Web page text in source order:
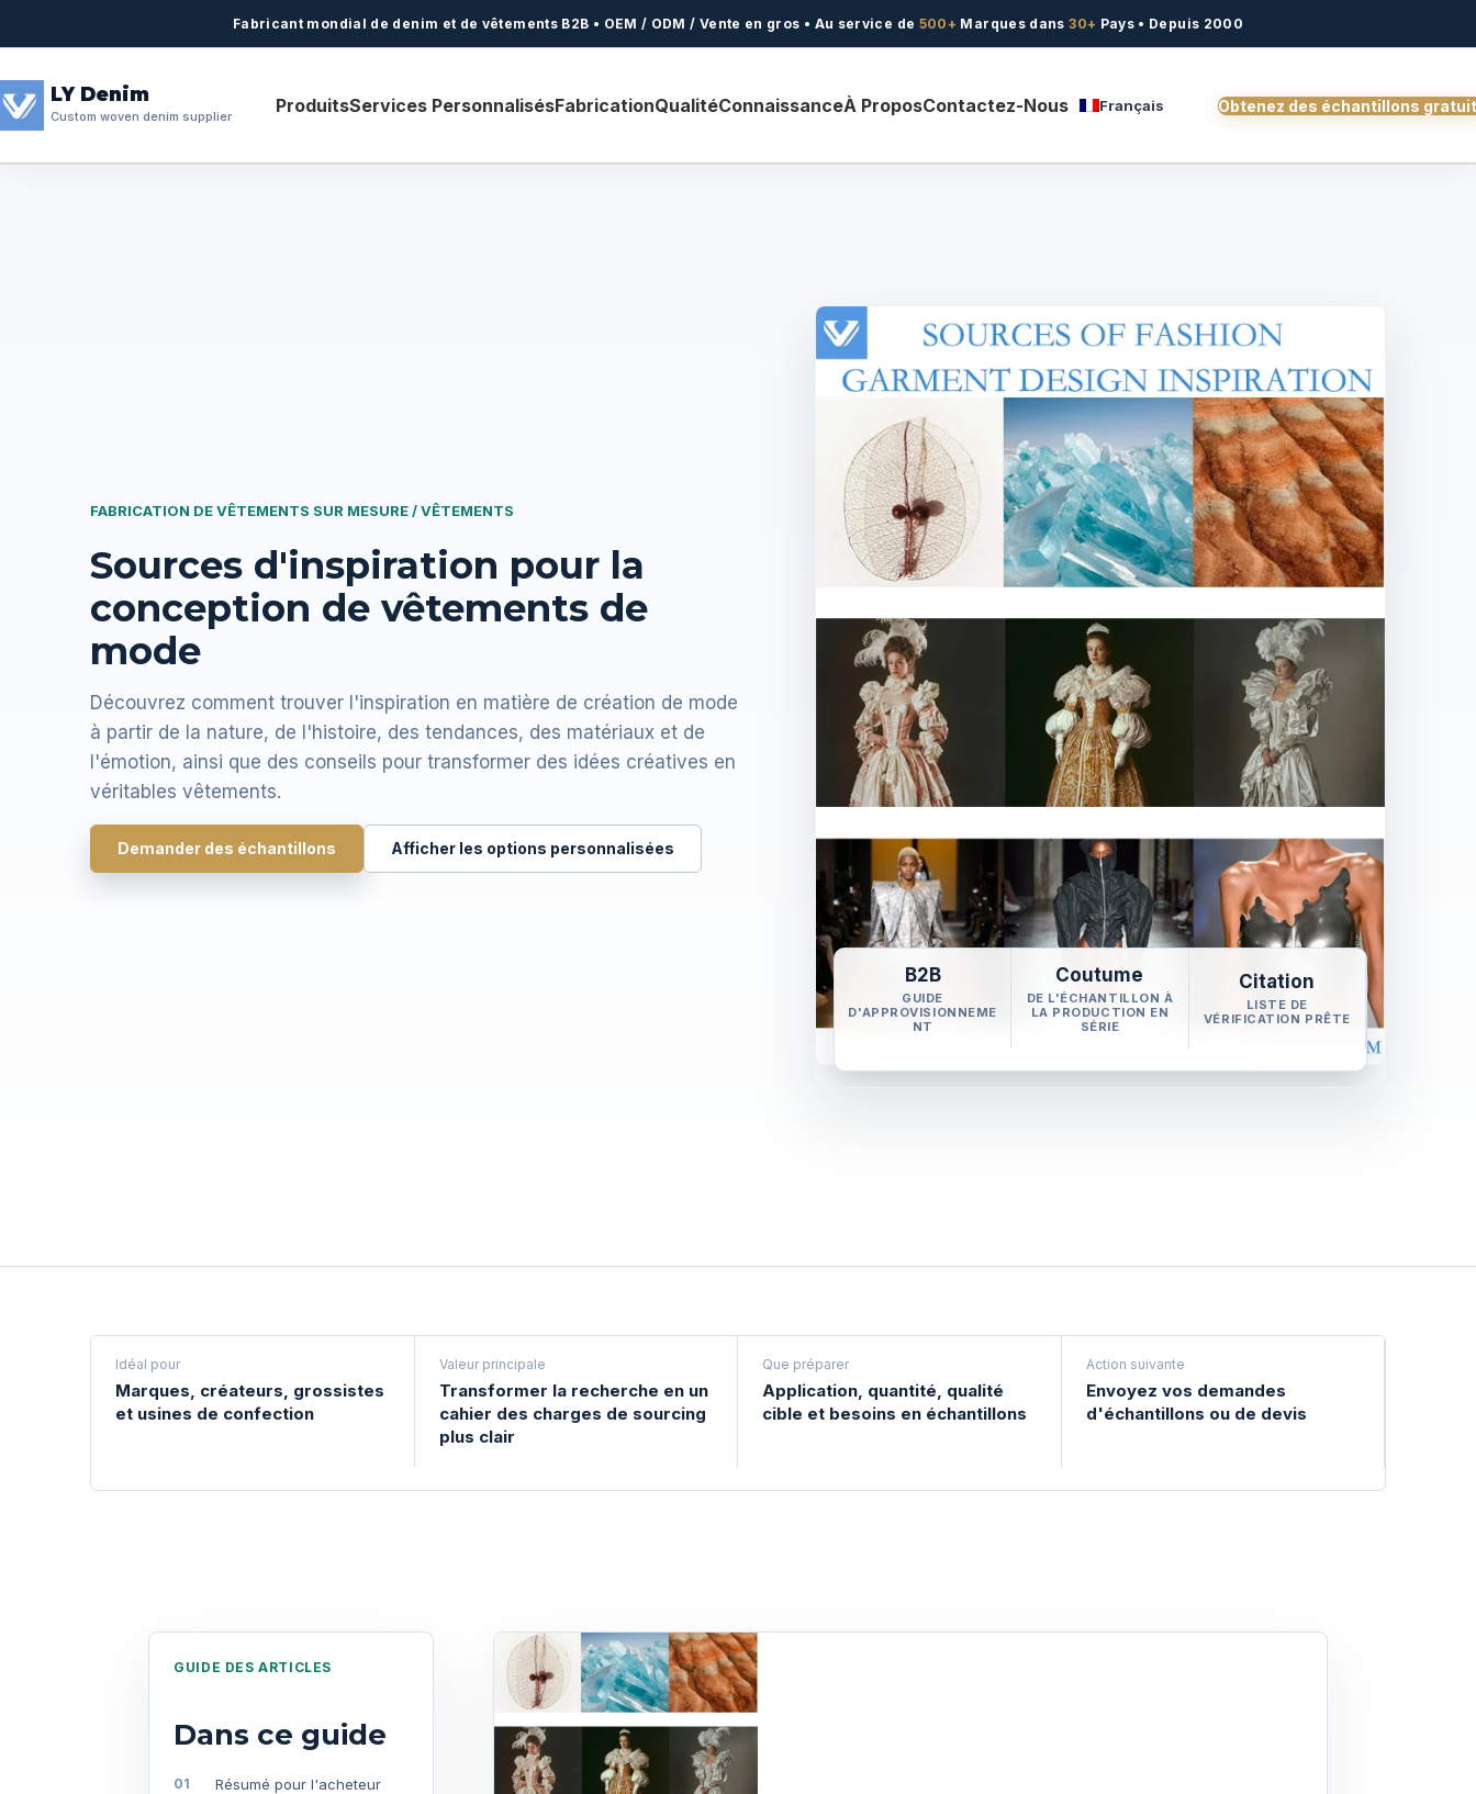
Fabricant mondial de denim et de vêtements B2B • OEM / ODM / Vente en gros • Au service de 500+ Marques dans30+ Pays • Depuis 2000
LY Denim
Custom woven denim supplier ProduitsServices PersonnalisésFabricationQualitéConnaissanceÀ ProposContactez-Nous Français Obtenez des échantillons
FABRICATION DE VÊTEMENTS SUR MESURE / VÊTEMENTS
Sources d'inspiration pour la
conception de vêtements de
mode
Découvrez comment trouver l'inspiration en matière de création de mode
à partir de la nature, de l'histoire, des tendances, des matériaux et de
l'émotion, ainsi que des conseils pour transformer des idées créatives en
véritables vêtements.
Demander des échantillons Afficher les options personnalisées
B2B
GUIDE
D'APPROVISIONNEME
NT
Coutume
DE L'ÉCHANTILLON À
LA PRODUCTION EN
SÉRIE
Citation
LISTE DE
VÉRIFICATION PRÊTE
Idéal pour
Marques, créateurs, grossistes
et usines de confection
Valeur principale
Transformer la recherche en un
cahier des charges de sourcing
plus clair
Que préparer
Application, quantité, qualité
cible et besoins en échantillons
Action suivante
Envoyez vos demandes
d'échantillons ou de devis
GUIDE DES ARTICLES
Dans ce guide
Résumé pour l'acheteur